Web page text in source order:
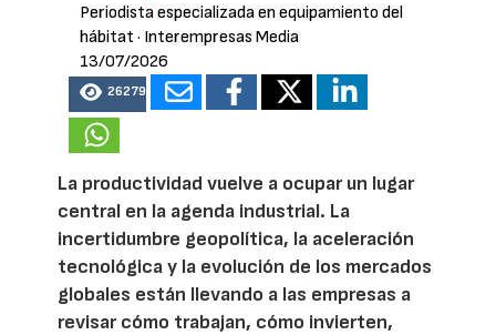
Periodista especializada en equipamiento del
hábitat · Interempresas Media
13/07/2026
26279
La productividad vuelve a ocupar un lugar
central en la agenda industrial. La
incertidumbre geopolítica, la aceleración
tecnológica y la evolución de los mercados
globales están llevando a las empresas a
revisar cómo trabajan, cómo invierten,